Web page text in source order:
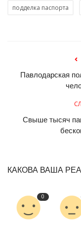
подделка паспорта
Павлодарская
Свыше тысяч
КАКОВА ВАША
0